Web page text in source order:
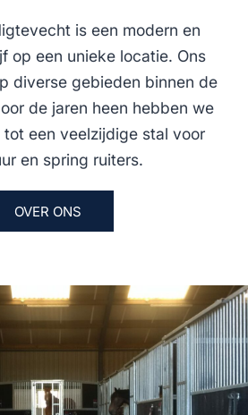
is een modern en
op een unieke locatie. Ons
diverse gebieden binnen de
de jaren heen hebben we
een veelzijdige stal voor
en spring ruiters.
OVER ONS